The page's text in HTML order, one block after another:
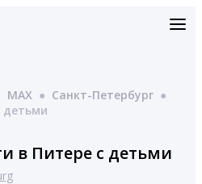
MAX ● Санкт-Петербург ●
детьми
в Питере с детьми